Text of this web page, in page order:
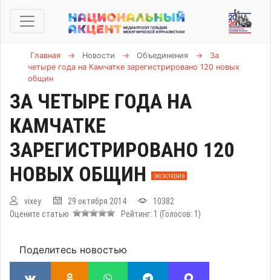
Главная → Новости → Объединения →
За
четыре года на Камчатке зарегистрировано 120 новых
общин
ЗА ЧЕТЫРЕ ГОДА НА
КАМЧАТКЕ
ЗАРЕГИСТРИРОВАНО 120
НОВЫХ ОБЩИН
ЭКСКЛЮЗИВ
vixey 29 октября 2014
10382
Оцените статью
Рейтинг: 1 (Голосов: 1 )
Поделитесь новостью